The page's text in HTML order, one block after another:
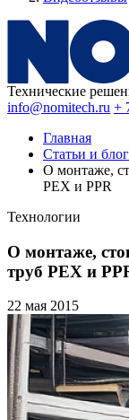
Технические
info@nomitech.ru +
Главная
Статьи и блог
О монтаже,
PEX и PPR
Технологии
О монтаже,
труб PEX и
22 мая 2015